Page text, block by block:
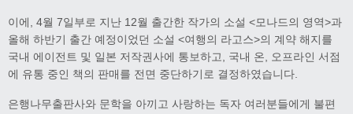
이에, 4월 7일부로 지난 12월 출간한 작가의 소설 <모나드의 영역>과
올해 하반기 출간 예정이었던 소설 <여행의 라고스>의 계약 해지를
국내 에이전트 및 일본 저작권사에 통보하고, 국내 온, 오프라인 서점
에 유통 중인 책의 판매를 전면 중단하기로 결정하였습니다.
은행나무출판사와 문학을 아끼고 사랑하는 독자 여러분들에게 불편